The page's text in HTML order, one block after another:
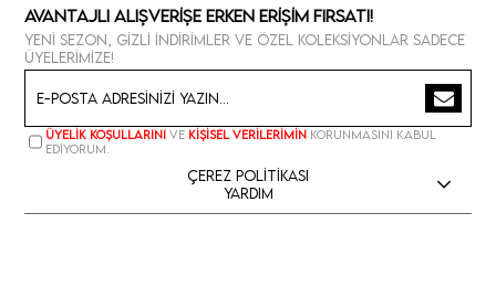
Avantajlı Alışverişe Erken Erişim Fırsatı!
Yeni sezon, gizli indirimler ve özel koleksiyonlar sadece
üyelerimize!
Üyelik koşullarını ve kişisel verilerimin korunmasını kabul
ediyorum.
Çerez Politikası
Yardım